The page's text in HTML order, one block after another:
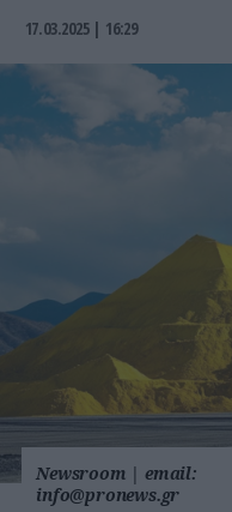
17.03.2025 | 16:29
Newsroom | email:
info@pronews.gr